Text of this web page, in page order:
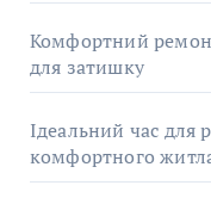
Комфортний
для затишку
Ідеальний час
комфортного